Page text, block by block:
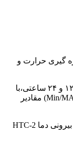
گیری حرارت و
رطوبت سنج داخلی ،نمایش ساعت به صورت ۱۲ و ۲۴ ساعتی،با
نمایش حداقل و حداکثر ( مینیمم و ماکزیمم Min/MAX) مقادیر
دماسنج و رطوبت سنج دیجیتالی با سنسور بیرونی دما HTC-2